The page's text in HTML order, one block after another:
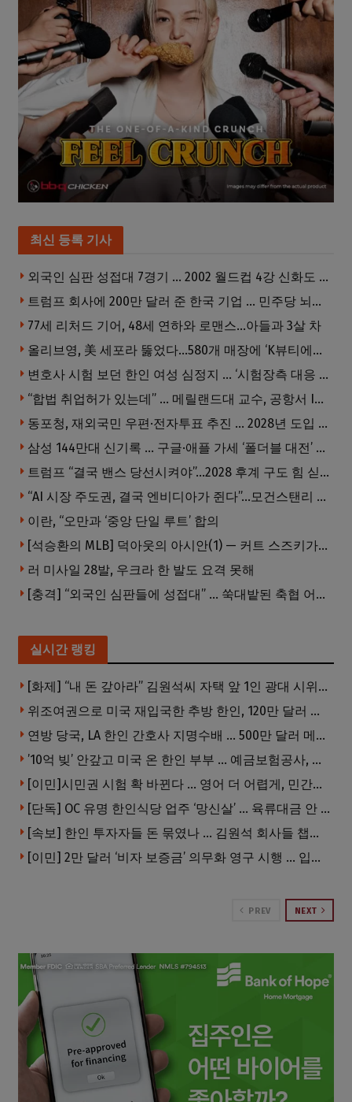
최신 등록 기사
외국인 심판 성접대 7경기 … 2002 월드컵 4강 신화도 흔들
트럼프 회사에 200만 달러 준 한국 기업 … 민주당 뇌물의혹 조사
77세 리처드 기어, 48세 연하와 로맨스…아들과 3살 차
올리브영, 美 세포라 뚫었다…580개 매장에 ‘K뷰티에딧’ 론칭
변호사 시험 보던 한인 여성 심정지 … ‘시험장측 대응 부적절’ 소송
“합법 취업허가 있는데” … 메릴랜드대 교수, 공항서 ICE에 체포, 구금 중
동포청, 재외국민 우편·전자투표 추진 … 2028년 도입 목표
삼성 144만대 신기록 … 구글·애플 가세 ‘폴더블 대전’ 열린다
트럼프 “결국 밴스 당선시켜야”…2028 후계 구도 힘 싣나
“AI 시장 주도권, 결국 엔비디아가 쥔다”…모건스탠리 장담
이란, “오만과 ‘중앙 단일 루트’ 합의
[석승환의 MLB] 덕아웃의 아시안(1) — 커트 스즈키가 우리에게 묻는 것
러 미사일 28발, 우크라 한 발도 요격 못해
[충격] “외국인 심판들에 성접대” … 쑥대밭된 축협 어디까지 추락하나
실시간 랭킹
[화제] “내 돈 갚아라” 김원석씨 자택 앞 1인 광대 시위 … 한인 투자사, “108만 달러 못받아”
위조여권으로 미국 재입국한 추방 한인, 120만 달러 은행 사기 행각
연방 당국, LA 한인 간호사 지명수배 … 500만 달러 메디캐어 사기, 선고 직전 한국 도주
’10억 빚’ 안갚고 미국 온 한인 부부 … 예금보험공사, 미국서 소송
[이민]시민권 시험 확 바뀐다 … 영어 더 어렵게, 민간시험 도입 추진
[단독] OC 유명 한인식당 업주 ‘망신살’ … 육류대금 안 갚자 식당서 공개추심
[속보] 한인 투자자들 돈 묶였나 … 김원석 회사들 챕터7 강제파산·자진파산 잇따라 신청
[이민] 2만 달러 ‘비자 보증금’ 의무화 영구 시행 … 입국 문턱 더 높아진다.
PREV NEXT